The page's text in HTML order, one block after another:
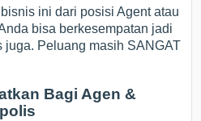
ini dari posisi Agent atau
bisa berkesempatan jadi
juga. Peluang masih SANGAT
Bagi Agen &